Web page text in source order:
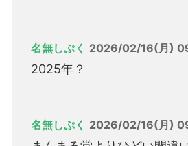
名無しぷく 2026/02/16(月)
2025年？
名無しぷく 2026/02/16(月)